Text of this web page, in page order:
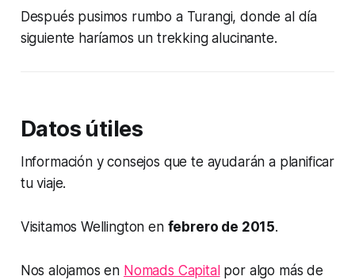
Después pusimos rumbo a Turangi, donde al día
siguiente haríamos un trekking alucinante.
Datos útiles
Información y consejos que te ayudarán a planificar
tu viaje.
Visitamos Wellington en febrero de 2015.
Nos alojamos en Nomads Capitalpor algo más de